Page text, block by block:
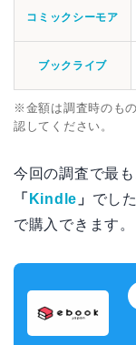
コミックシーモア
ブックライブ
※金額は調査時のも
認してください。
今回の調査で最
「 Kindle 」 でし
で購入できます。